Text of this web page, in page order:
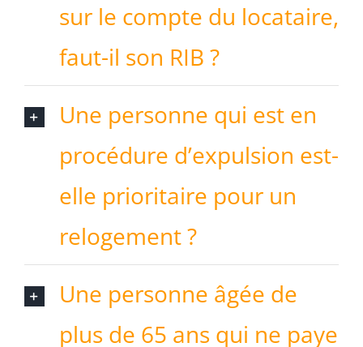
sur le compte du locataire,
faut-il son RIB ?
Une personne qui est en
procédure d’expulsion est-
elle prioritaire pour un
relogement ?
Une personne âgée de
plus de 65 ans qui ne paye